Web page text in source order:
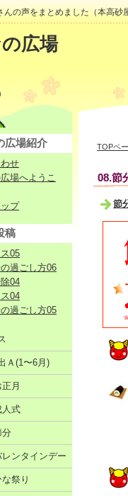
んの声をまとめました（本高砂
広場
TOPペ
08.節
節
広場紹介
せ
場へようこ
プ
稿
05
過ごし方06
04
04
過ごし方05
Ａ(1〜6月)
月
人式
レンタインデー
祭り